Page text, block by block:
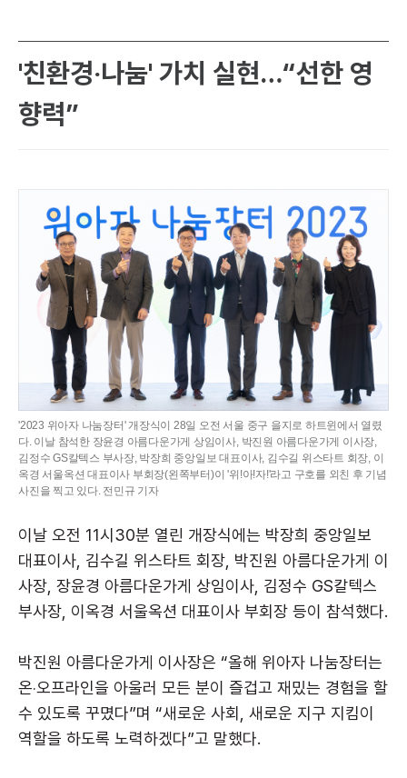
'친환경‧나눔' 가치 실현…“선한 영
향력”
'2023 위아자 나눔장터' 개장식이 28일 오전 서울 중구 을지로 하트윈에서 열렸
다. 이날 참석한 장윤경 아름다운가게 상임이사, 박진원 아름다운가게 이사장,
김정수 GS칼텍스 부사장, 박장희 중앙일보 대표이사, 김수길 위스타트 회장, 이
옥경 서울옥션 대표이사 부회장(왼쪽부터)이 '위!아!자!'라고 구호를 외친 후 기념
사진을 찍고 있다. 전민규 기자
이날 오전 11시30분 열린 개장식에는 박장희 중앙일보
대표이사, 김수길 위스타트 회장, 박진원 아름다운가게 이
사장, 장윤경 아름다운가게 상임이사, 김정수 GS칼텍스
부사장, 이옥경 서울옥션 대표이사 부회장 등이 참석했다.
박진원 아름다운가게 이사장은 “올해 위아자 나눔장터는
온‧오프라인을 아울러 모든 분이 즐겁고 재밌는 경험을 할
수 있도록 꾸몄다”며 “새로운 사회, 새로운 지구 지킴이
역할을 하도록 노력하겠다”고 말했다.